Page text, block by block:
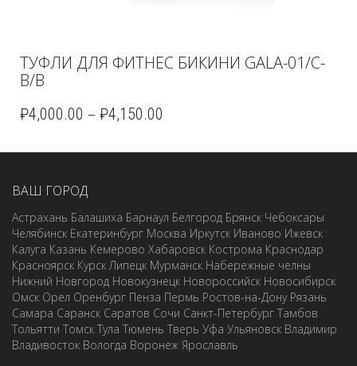
ТУФЛИ ДЛЯ ФИТНЕС БИКИНИ GALA-01/C-
B/B
₽4,000.00 – ₽4,150.00
ВАШ ГОРОД
Астрахань Балашиха Барнаул Белгород Брянск Чебоксары
Челябинск Екатеринбург Москва Иркутск Иваново Ижевск
Калуга Казань Кемерово Хабаровск Кострома Краснодар
Красноярск Курск Липецк Мурманск Набережные челны
Нижний Новгород Новокузнецк Новороссийск Новосибирск
Омск Орел Оренбург Пенза Пермь Ростов-на-Дону Рязань
Самара Саранск Саратов Сочи Санкт-Петербург Тамбов
Тольятти Томск Тула Тюмень Тверь Уфа Ульяновск Владимир
Владивосток Вологда Воронеж Ярославль